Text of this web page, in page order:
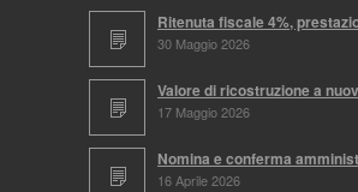
Ritenuta fiscale 4%,
30 Maggio 2026
Valore di ricostruzione a
17 Maggio 2026
Nomina e conferma
16 Aprile 2026